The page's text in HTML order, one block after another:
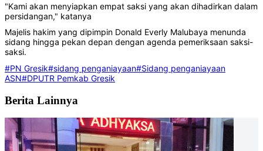
"Kami akan menyiapkan empat saksi yang akan dihadirkan dalam
persidangan," katanya
Majelis hakim yang dipimpin Donald Everly Malubaya menunda
sidang hingga pekan depan dengan agenda pemeriksaan saksi-
saksi.
#PN Gresik#sidang penganiayaan#Sidang penganiayaan
ASN#DPUTR Pemkab Gresik
Berita Lainnya